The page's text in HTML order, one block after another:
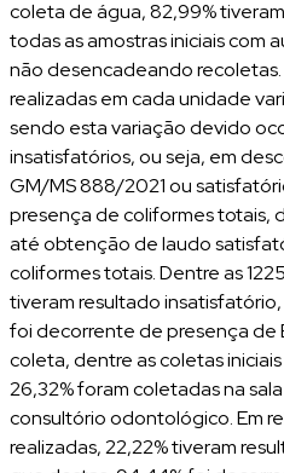
coleta de água, 82,99%
todas as amostras iniciais com
não desencadeando
realizadas em cada unidade
sendo esta variação devido
insatisfatórios, ou seja, em
GM/MS 888/2021 ou
presença de coliformes totais,
até obtenção de laudo
coliformes totais. Dentre as
tiveram resultado
foi decorrente de presença de
coleta, dentre as coletas
26,32% foram coletadas na
consultório odontológico. Em
realizadas, 22,22% tiveram